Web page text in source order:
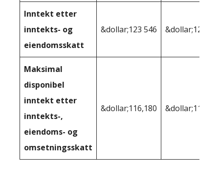
Inntekt etter
inntekts- og
eiendomsskatt
&dollar;123 546
Maksimal
disponibel
inntekt etter
inntekts-,
eiendoms- og
omsetningsskatt
&dollar;116,180 &dollar;115